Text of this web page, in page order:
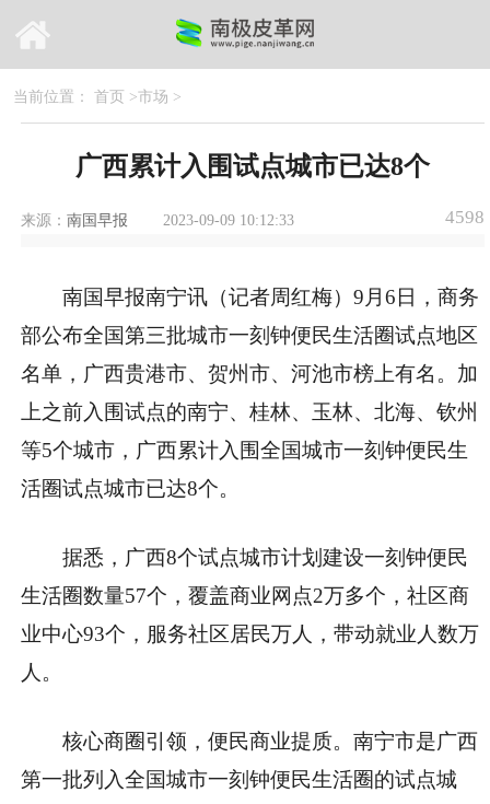
当前位置： 首页 >市场 >
广西累计入围试点城市已达8个
来源： 南国早报 2023-09-09 10:12:33 4598
南国早报南宁讯（记者周红梅）9月6日，商务
部公布全国第三批城市一刻钟便民生活圈试点地区
名单，广西贵港市、贺州市、河池市榜上有名。加
上之前入围试点的南宁、桂林、玉林、北海、钦州
等5个城市，广西累计入围全国城市一刻钟便民生
活圈试点城市已达8个。
据悉，广西8个试点城市计划建设一刻钟便民
生活圈数量57个，覆盖商业网点2万多个，社区商
业中心93个，服务社区居民万人，带动就业人数万
人。
核心商圈引领，便民商业提质。南宁市是广西
第一批列入全国城市一刻钟便民生活圈的试点城